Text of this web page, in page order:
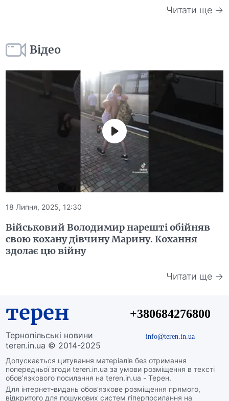
Читати ще →
Відео
18 Липня, 2025, 12:30
Військовий Володимир нарешті обійняв
свою кохану дівчину Марину. Кохання
здолає цю війну
Читати ще →
терен
Тернопільські новини
teren.in.ua © 2014-2025
Допускається цитування матеріалів без отримання
попередньої згоди teren.in.ua за умови розміщення в тексті
обов'язкового посилання на teren.in.ua - Терен.
Для інтернет-видань обов'язкове розміщення прямого,
відкритого для пошукових систем гіперпосилання на
+380684276800
info@teren.in.ua